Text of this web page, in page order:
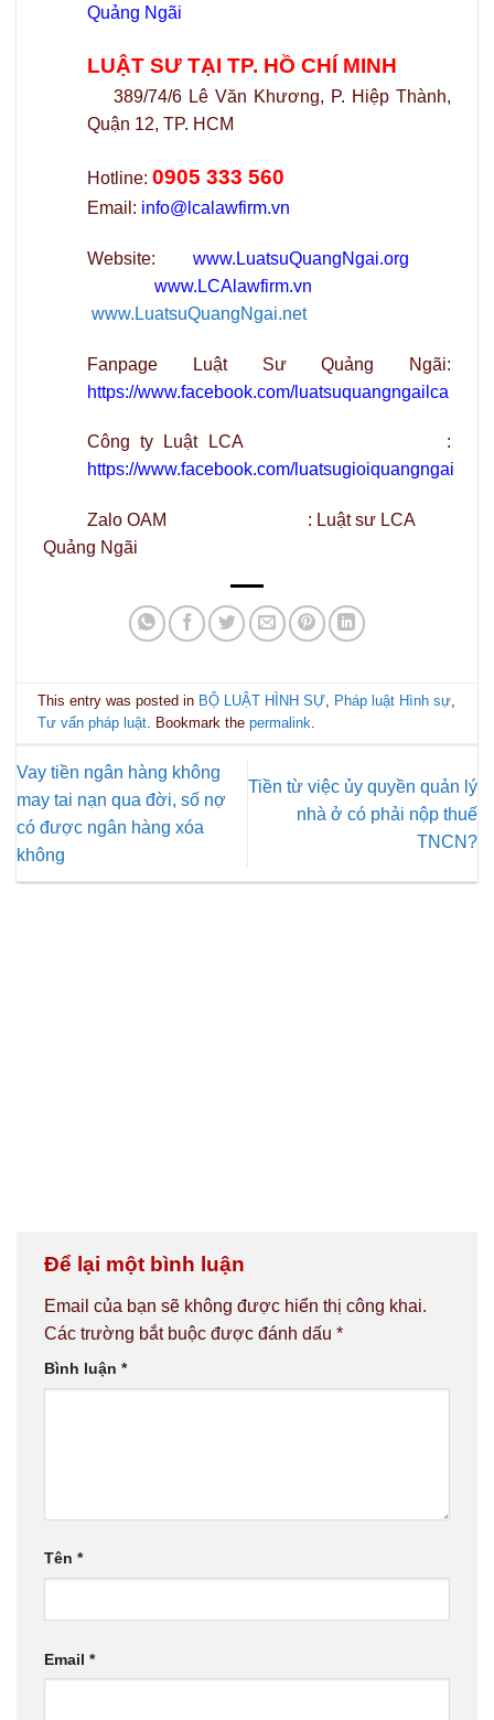
Quảng Ngãi
LUẬT SƯ TẠI TP. HỒ CHÍ MINH
389/74/6 Lê Văn Khương, P. Hiệp Thành,
Quận 12, TP. HCM
Hotline: 0905 333 560
Email: info@lcalawfirm.vn
Website:
www.LuatsuQuangNgai.org
www.LCAlawfirm.vn
www.LuatsuQuangNgai.net
Fanpage Luật Sư Quảng Ngãi:
https://www.facebook.com/luatsuquangngailca
Công ty Luật LCA :
https://www.facebook.com/luatsugioiquangngai
Zalo OAM : Luật sư LCA
Quảng Ngãi
This entry was posted in BỘ LUẬT HÌNH SỰ, Pháp luật Hình sự,
Tư vấn pháp luật. Bookmark thepermalink.
Vay tiền ngân hàng không
may tai nạn qua đời, số nợ
có được ngân hàng xóa
không
Tiền từ việc ủy quyền quản lý
nhà ở có phải nộp thuế
TNCN?
Để lại một bình luận
Email của bạn sẽ không được hiển thị công khai.
Các trường bắt buộc được đánh dấu *
Bình luận *
Tên *
Email *